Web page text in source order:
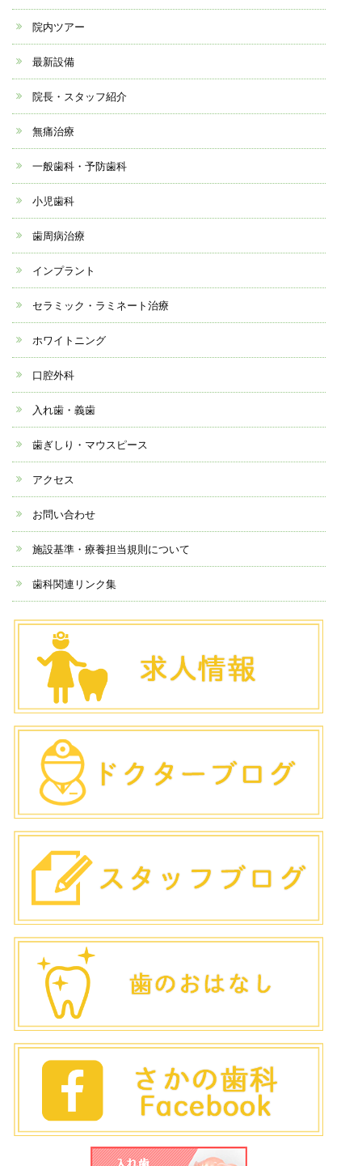
院内ツアー
最新設備
院長・スタッフ紹介
無痛治療
一般歯科・予防歯科
小児歯科
歯周病治療
インプラント
セラミック・ラミネート治療
ホワイトニング
口腔外科
入れ歯・義歯
歯ぎしり・マウスピース
アクセス
お問い合わせ
施設基準・療養担当規則について
歯科関連リンク集